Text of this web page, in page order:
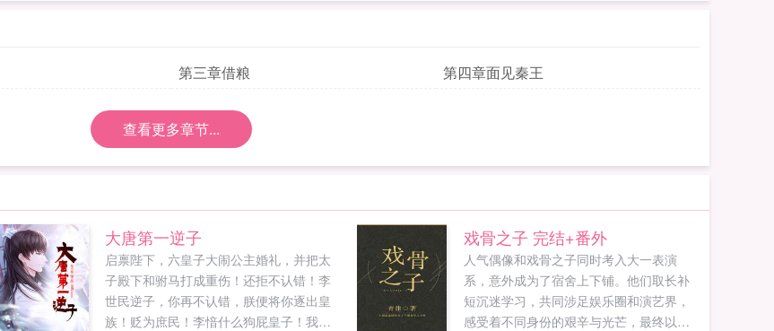
第三章借粮 第四章面见秦王
查看更多章节...
大唐第一逆子
启禀陛下，六皇子大闹公主婚礼，并把太
子殿下和驸马打成重伤！还拒不认错！李
世民逆子，你再不认错，朕便将你逐出皇
族！贬为庶民！李愔什么狗屁皇子！我不
戏骨之子 完结+番外
人气偶像和戏骨之子同时考入大一表演
系，意外成为了宿舍上下铺。他们取长补
短沉迷学习，共同涉足娱乐圈和演艺界，
感受着不同身份的艰辛与光芒，最终以实